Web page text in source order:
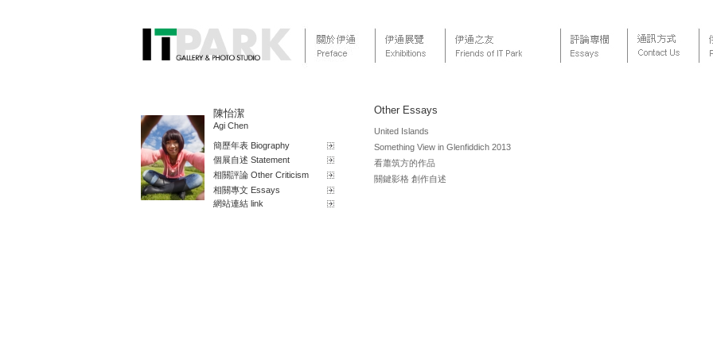
陳怡潔
Agi Chen
簡歷年表 Biography
個展自述 Statement
相關評論 Other Criticism
相關專文 Essays
網站連結 link
Other Essays
United Islands
Something View in Glenfiddich 2013
看蕭筑方的作品
關鍵影格 創作自述